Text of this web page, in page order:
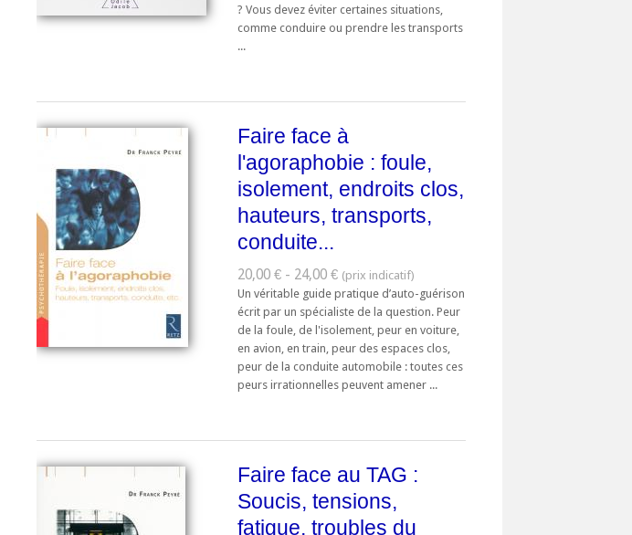
? Vous devez éviter certaines situations,
comme conduire ou prendre les transports
...
Faire face à
l'agoraphobie : foule,
isolement, endroits clos,
hauteurs, transports,
conduite...
20,00 € - 24,00 €
Un véritable guide pratique d’auto-guérison
écrit par un spécialiste de la question. Peur
de la foule, de l'isolement, peur en voiture,
en avion, en train, peur des espaces clos,
peur de la conduite automobile : toutes ces
peurs irrationnelles peuvent amener ...
Faire face au TAG :
Soucis, tensions,
fatigue, troubles du